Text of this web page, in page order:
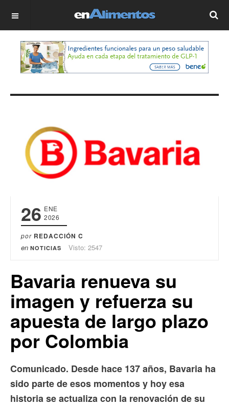
OFF CANVAS
26 ENE
2026
por REDACCIÓN C
en NOTICIAS Visto: 2547
Bavaria renueva su
imagen y refuerza su
apuesta de largo plazo
por Colombia
Comunicado. Desde hace 137 años, Bavaria ha
sido parte de esos momentos y hoy esa
historia se actualiza con la renovación de su